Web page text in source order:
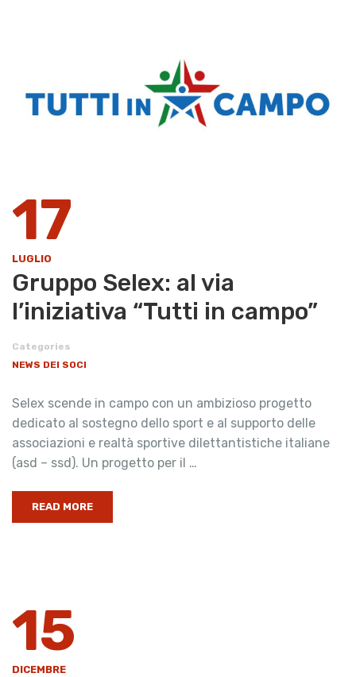
17
LUGLIO
​Gruppo Selex: al via
l’iniziativa “Tutti in campo”
Categories
NEWS DEI SOCI
Selex scende in campo con un ambizioso progetto
dedicato al sostegno dello sport e al supporto delle
associazioni e realtà sportive dilettantistiche italiane
(asd – ssd). Un progetto per il …
READ MORE
15
DICEMBRE